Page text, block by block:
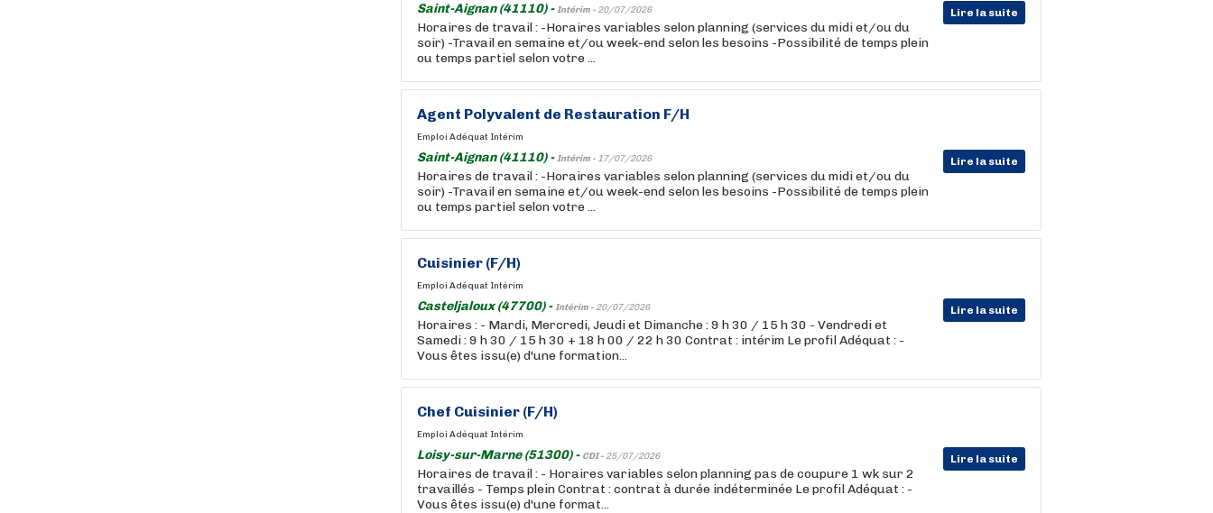
Saint-Aignan (41110) -Intérim - 20/07/2026 Lire la suite
Horaires de travail : -Horaires variables selon planning (services du midi et/ou du
soir) -Travail en semaine et/ou week-end selon les besoins -Possibilité de temps plein
ou temps partiel selon votre ...
Agent Polyvalent de Restauration F/H
Emploi Adéquat Intérim
Saint-Aignan (41110) -Intérim - 17/07/2026 Lire la suite
Horaires de travail : -Horaires variables selon planning (services du midi et/ou du
soir) -Travail en semaine et/ou week-end selon les besoins -Possibilité de temps plein
ou temps partiel selon votre ...
Cuisinier (F/H)
Emploi Adéquat Intérim
Casteljaloux (47700) -Intérim - 20/07/2026 Lire la suite
Horaires : - Mardi, Mercredi, Jeudi et Dimanche : 9 h 30 / 15 h 30 - Vendredi et
Samedi : 9 h 30 / 15 h 30 + 18 h 00 / 22 h 30 Contrat : intérim Le profil Adéquat : -
Vous êtes issu(e) d'une formation...
Chef Cuisinier (F/H)
Emploi Adéquat Intérim
Loisy-sur-Marne (51300) - CDI - 25/07/2026 Lire la suite
Horaires de travail : - Horaires variables selon planning pas de coupure 1 wk sur 2
travaillés - Temps plein Contrat : contrat à durée indéterminée Le profil Adéquat : -
Vous êtes issu(e) d'une format...